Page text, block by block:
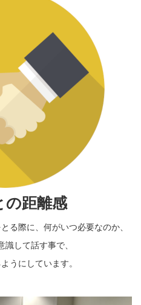
の距離感
る際に、何がいつ必要なのか、
識して話す事で、
うにしています。